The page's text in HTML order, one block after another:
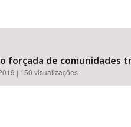
forçada de comunidades
| 150 visualizações